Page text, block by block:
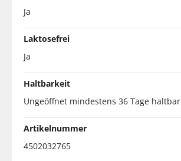
Ja
Laktosefrei
Ja
Haltbarkeit
Ungeöffnet mindestens 36 Tage haltbar
Artikelnummer
4502032765